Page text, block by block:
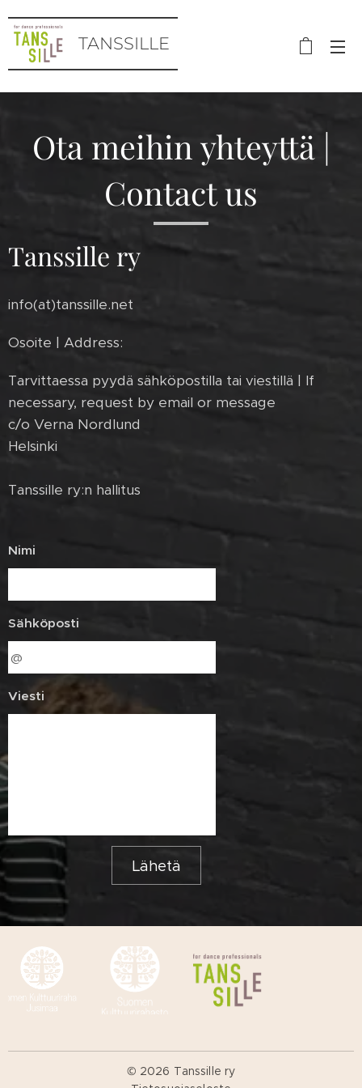
TANSSILLE
Ota meihin yhteyttä |
Contact us
Tanssille ry
info(at)tanssille.net
Osoite | Address:
Tarvittaessa pyydä sähköpostilla tai viestillä | If
necessary, request by email or message
c/o Verna Nordlund
Helsinki
Tanssille ry:n hallitus
Nimi
Sähköposti
Viesti
Lähetä
© 2026 Tanssille ry